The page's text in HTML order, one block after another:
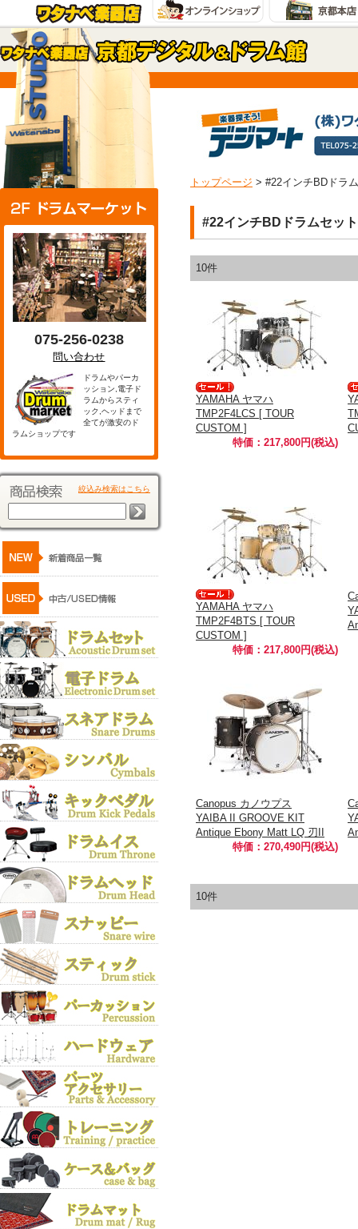
075-256-0238
問い合わせ
ドラムやパーカ
ッション,電子ド
ラムからスティ
ック,ヘッドまで
全てが激安のド
ラムショップです
絞込み検索はこちら
トップページ > #22インチBDドラ
#22インチBDドラムセット
10件
YAMAHA ヤマハ
TMP2F4LCS [ TOUR
CUSTOM ]
特価：217,800円(税込)
YAMAHA ヤマハ
TMP2F4BTS [ TOUR
CUSTOM ]
特価：217,800円(税込)
Canopus カノウプス
YAIBA II GROOVE KIT
Antique Ebony Matt LQ 刃II
特価：270,490円(税込)
10件